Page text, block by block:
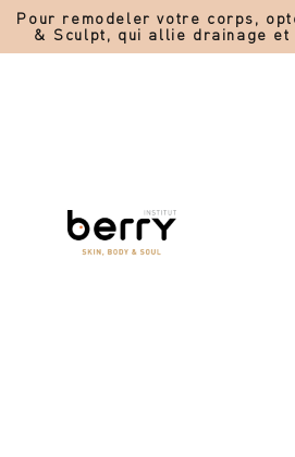
Pour remodeler votre corps,
& Sculpt, qui allie drainage et